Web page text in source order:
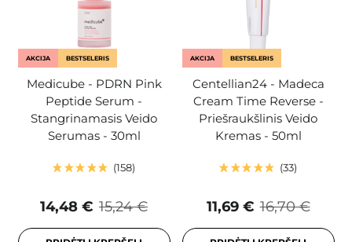
AKCIJA BESTSELERIS
Medicube - PDRN Pink
Peptide Serum -
Stangrinamasis Veido
Serumas - 30ml
158
15,24 €
14,48 €
AKCIJA BESTSELERIS
Centellian24 - Madeca
Cream Time Reverse -
Priešraukšlinis Veido
Kremas - 50ml
33
16,70 €
11,69 €